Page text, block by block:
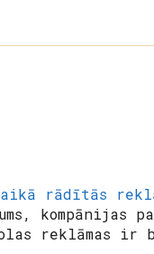
rādītās
kompānijas
reklāmas